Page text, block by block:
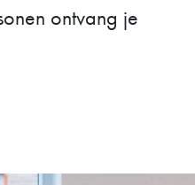
ontvang je